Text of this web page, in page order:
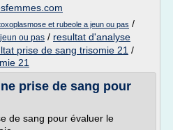
et rubeole a jeun ou pas /
ou pas / resultat d'analyse
prise de sang trisomie 21 /
21
prise de sang pour
de sang pour évaluer le